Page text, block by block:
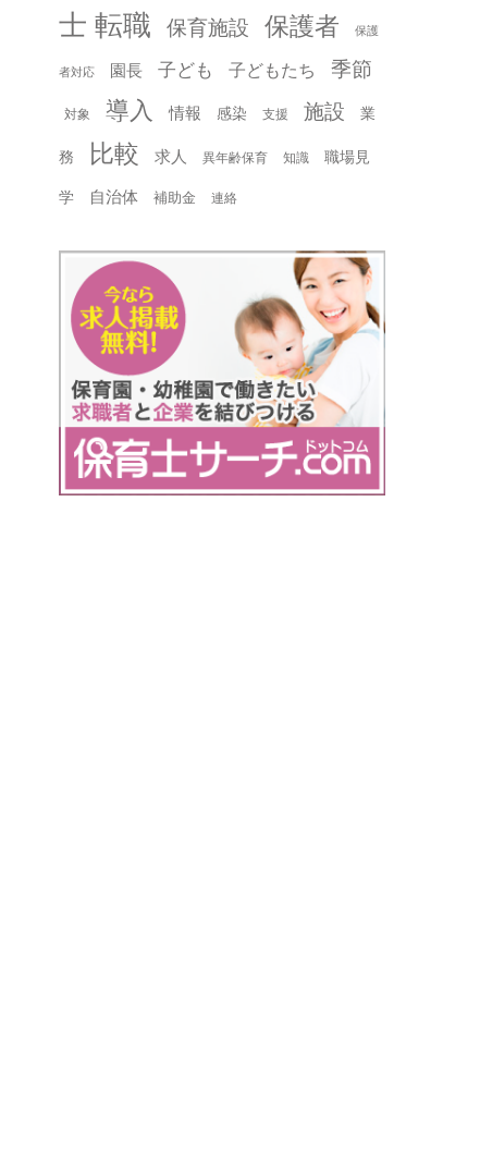
士 転職
保育施設 保護者 保護
者対応 園長 子ども 子どもたち 季節
対象 導入 情報 感染 支援 施設 業
務 比較 求人 異年齢保育 知識 職場見
学 自治体 補助金 連絡